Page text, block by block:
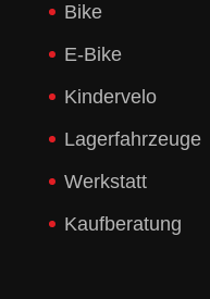
Bike
E-Bike
Kindervelo
Lagerfahrzeuge
Werkstatt
Kaufberatung